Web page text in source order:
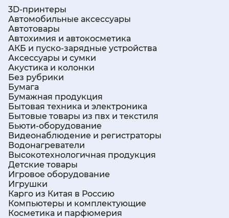
3D-принтеры
Автомобильные аксессуары
Автотовары
Автохимия и автокосметика
АКБ и пуско-зарядные устройства
Аксессуары и сумки
Акустика и колонки
Без рубрики
Бумага
Бумажная продукция
Бытовая техника и электроника
Бытовые товары из пвх и текстиля
Бьюти-оборудование
Видеонаблюдение и регистраторы
Водонагреватели
Высокотехнологичная продукция
Детские товары
Игровое оборудование
Игрушки
Карго из Китая в Россию
Компьютеры и комплектующие
Косметика и парфюмерия